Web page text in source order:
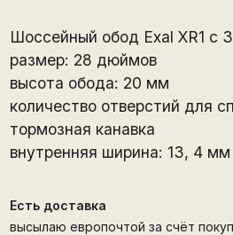
Шоссейный обод Exal XR1 с
размер: 28 дюймов
высота обода: 20 мм
количество отверстий для
тормозная канавка
внутренняя ширина: 13, 4 мм
Есть доставка
высылаю европочтой за счёт